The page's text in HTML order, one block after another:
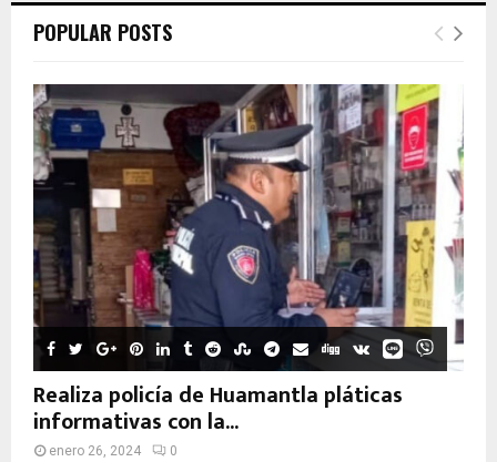
POPULAR POSTS
Realiza policía de Huamantla pláticas
informativas con la...
enero 26, 2024 0